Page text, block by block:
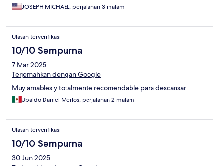
JOSEPH MICHAEL, perjalanan 3 malam
Ulasan terverifikasi
10/10 Sempurna
7 Mar 2025
Terjemahkan dengan Google
Muy amables y totalmente recomendable para descansar
Ubaldo Daniel Merlos, perjalanan 2 malam
Ulasan terverifikasi
10/10 Sempurna
30 Jun 2025